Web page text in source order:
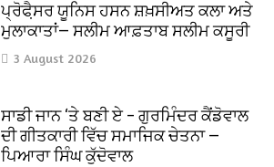
ਪ੍ਰੋਫੈ਼ਸਰ ਯੂਨਿਸ ਹਸਨ ਸ਼ਖ਼ਸੀਅਤ ਕਲਾ ਅਤੇ
ਮੁਲਾਕਾਤਾਂ— ਸਲੀਮ ਆਫ਼ਤਾਬ ਸਲੀਮ ਕਸੂਰੀ
3 August 2026
ਸਾਡੀ ਜਾਨ ‘ਤੇ ਬਣੀ ਏ – ਗੁਰਮਿੰਦਰ ਕੈਂਡੋਵਾਲ
ਦੀ ਗੀਤਕਾਰੀ ਵਿੱਚ ਸਮਾਜਿਕ ਚੇਤਨਾ —
ਪਿਆਰਾ ਸਿੰਘ ਕੁੱਦੋਵਾਲ